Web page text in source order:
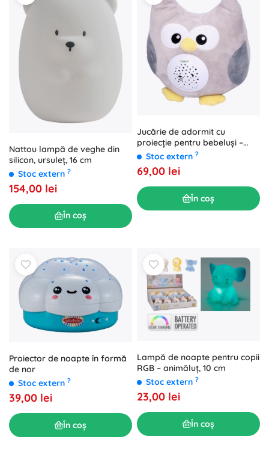
Nattou lampă de veghe din
silicon, ursuleț, 16 cm
Stoc extern ?
154,00 lei
În coș
Jucărie de adormit cu
proiecție pentru bebeluși –
Bufniță
Stoc extern ?
69,00 lei
În coș
Proiector de noapte în formă
de nor
Stoc extern ?
39,00 lei
În coș
Lampă de noapte pentru copii
RGB – animăluț, 10 cm
Stoc extern ?
23,00 lei
În coș